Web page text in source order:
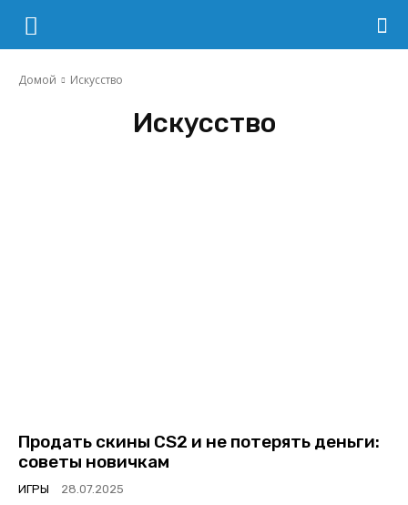
Домой Искусство
Искусство
Продать скины CS2 и не потерять деньги:
советы новичкам
ИГРЫ